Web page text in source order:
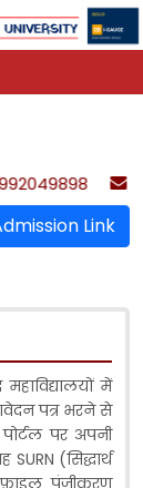
7992049898
Link
में
पत्र भरने से
पर अपनी
(सिद्धार्थ